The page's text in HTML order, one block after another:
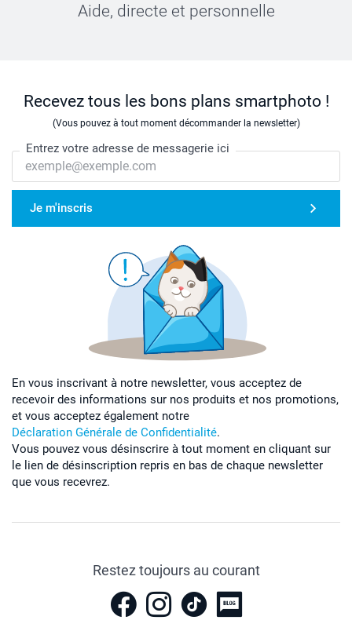
Aide, directe et personnelle
Recevez tous les bons plans smartphoto !
(Vous pouvez à tout moment décommander la newsletter)
Entrez votre adresse de messagerie ici
Je m'inscris
En vous inscrivant à notre newsletter, vous acceptez de
recevoir des informations sur nos produits et nos promotions,
et vous acceptez également notre
Déclaration Générale de Confidentialité.
Vous pouvez vous désinscrire à tout moment en cliquant sur
le lien de désinscription repris en bas de chaque newsletter
que vous recevrez.
Restez toujours au courant